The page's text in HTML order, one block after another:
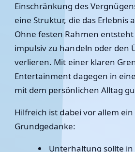
Einschränkung des
eine Struktur, die das Erlebnis
Ohne festen Rahmen
impulsiv zu handeln oder den
verlieren. Mit einer klaren
Entertainment dagegen in
mit dem persönlichen Alltag
Hilfreich ist dabei vor allem
Grundgedanke:
Unterhaltung sollte